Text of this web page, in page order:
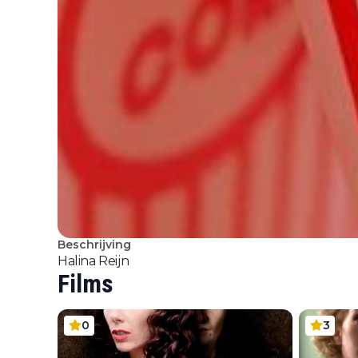
Beschrijving
Halina Reijn
Films
0 3